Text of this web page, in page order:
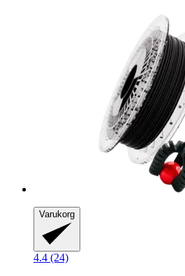
Varukorg
4.4 (24)